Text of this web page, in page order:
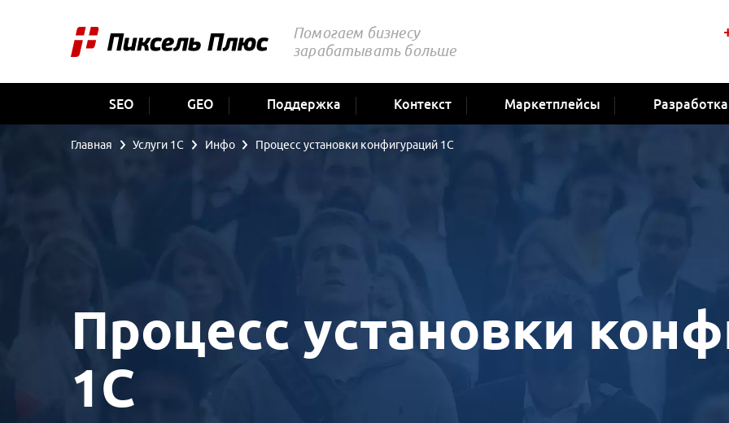
Помогаем бизнесу
зарабатывать больше
SEO GEO Поддержка Контекст Маркетплейсы Разработка
Процесс установки
1С
Главная Услуги 1С Инфо Процесс установки конфигураций 1С